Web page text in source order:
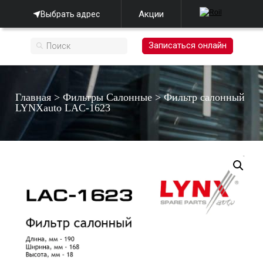
Выбрать адрес Акции
Записаться онлайн
Главная >Фильтры Салонные >Фильтр салонный
LYNXauto LAC-1623